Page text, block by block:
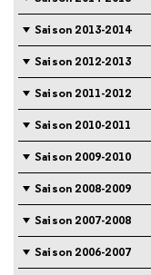
Saison 2013-2014
Saison 2012-2013
Saison 2011-2012
Saison 2010-2011
Saison 2009-2010
Saison 2008-2009
Saison 2007-2008
Saison 2006-2007